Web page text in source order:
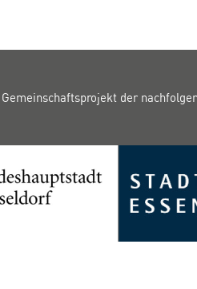
der